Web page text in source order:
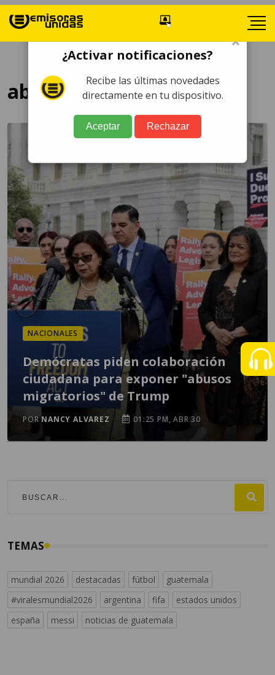
abuso migratorio
NACIONALES
Demócratas piden colaboración
ciudadana para exponer "abusos
migratorios" de Trump
PORNANCY ALVAREZ 01:25 PM, ABR 30
TEMAS
mundial 2026 destacadas fútbol
guatemala
#viralesmundial2026
argentina fifa
estados unidos
españa
messi noticias de guatemala
×
¿Activar notificaciones?
Recibe las últimas novedades
directamente en tu dispositivo.
Aceptar Rechazar